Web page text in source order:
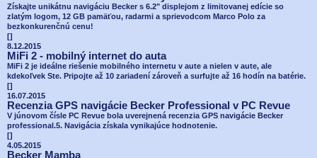
Získajte unikátnu navigáciu Becker s 6.2" displejom z limitovanej edície so
zlatým logom, 12 GB pamäťou, radarmi a sprievodcom Marco Polo za
bezkonkurenčnú cenu!
[]
8.12.2015
MiFi 2 - mobilný internet do auta
MiFi 2 je ideálne riešenie mobilného internetu v aute a nielen v aute, ale
kdekoľvek Ste. Pripojte až 10 zariadení zároveň a surfujte až 16 hodín na batérie.
[]
16.07.2015
Recenzia GPS navigácie Becker Professional v PC Revue
V júnovom čísle PC Revue bola uverejnená recenzia GPS navigácie Becker
professional.5. Navigácia získala vynikajúce hodnotenie.
[]
4.05.2015
Becker Mamba